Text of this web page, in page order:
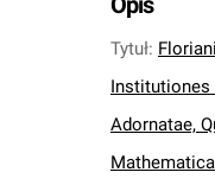
Tytuł:
Institutiones
Adornatae,